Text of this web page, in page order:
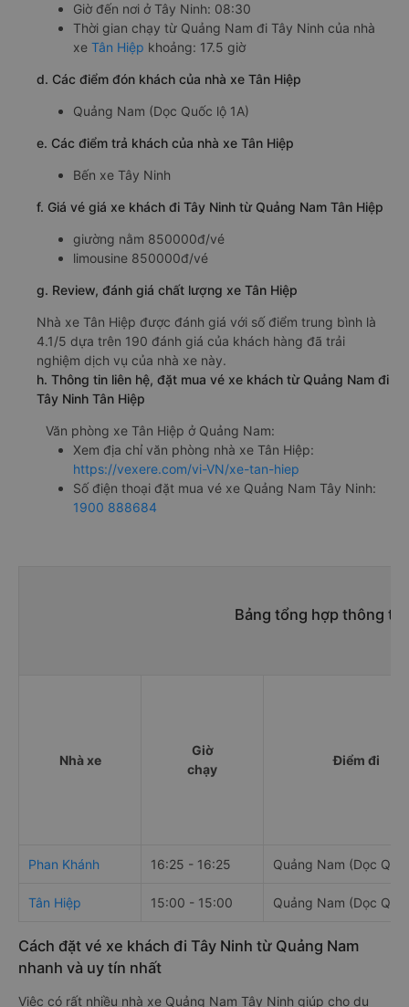
Giờ đến nơi ở Tây Ninh: 08:30
Thời gian chạy từ Quảng Nam đi Tây Ninh của nhà
xe Tân Hiệp khoảng: 17.5 giờ
d. Các điểm đón khách của nhà xe Tân Hiệp
Quảng Nam (Dọc Quốc lộ 1A)
e. Các điểm trả khách của nhà xe Tân Hiệp
Bến xe Tây Ninh
f. Giá vé giá xe khách đi Tây Ninh từ Quảng Nam Tân Hiệp
giường nằm 850000đ/vé
limousine 850000đ/vé
g. Review, đánh giá chất lượng xe Tân Hiệp
Nhà xe Tân Hiệp được đánh giá với số điểm trung bình là
4.1/5 dựa trên 190 đánh giá của khách hàng đã trải
nghiệm dịch vụ của nhà xe này.
h. Thông tin liên hệ, đặt mua vé xe khách từ Quảng Nam đi
Tây Ninh Tân Hiệp
Văn phòng xe Tân Hiệp ở Quảng Nam:
Xem địa chỉ văn phòng nhà xe Tân Hiệp:
https://vexere.com/vi-VN/xe-tan-hiep
Số điện thoại đặt mua vé xe Quảng Nam Tây Ninh:
1900 888684
Bảng tổng hợp thông
Nhà xe
Giờ
chạy
Điểm đi
Phan Khánh 16:25 - 16:25 Quảng Nam (Dọc
Tân Hiệp 15:00 - 15:00 Quảng Nam (Dọc
Cách đặt vé xe khách đi Tây Ninh từ Quảng Nam
nhanh và uy tín nhất
Việc có rất nhiều nhà xe Quảng Nam Tây Ninh giúp cho du